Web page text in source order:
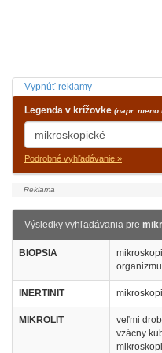
Vypnúť reklamy
Legenda v krížovke (napr. meno
Podrobné vyhľadávanie »
Výsledky vyhľadávania pre
BIOPSIA
organizmu
INERTINIT
MIKROLIT
veľmi
vzácny